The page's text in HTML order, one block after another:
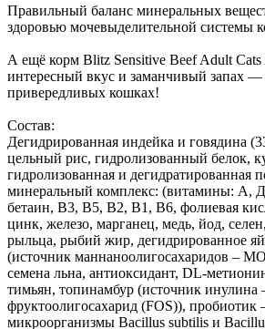
Правильный баланс минеральных
здоровью мочевыделительной системы
А ещё корм Blitz Sensitive Beef Adult Cats
интересный вкус и заманчивый запах —
привередливых кошках!
Состав:
Дегидрированная индейка и говядина
цельный рис, гидролизованный белок,
гидролизованная и дегидратированная
минеральный комплекс: (витамины: А,
бетаин, В3, В5, В2, В1, В6, фолиевая
цинк, железо, марганец, медь, йод,
рыльца, рыбий жир, дегидрированное
(источник маннаноолигосахаридов –
семена льна, антиоксидант, DL-
тимьян, топинамбур (источник инулина
фруктоолигосахарид (FOS)),
микроорганизмы Bacillus subtilis и